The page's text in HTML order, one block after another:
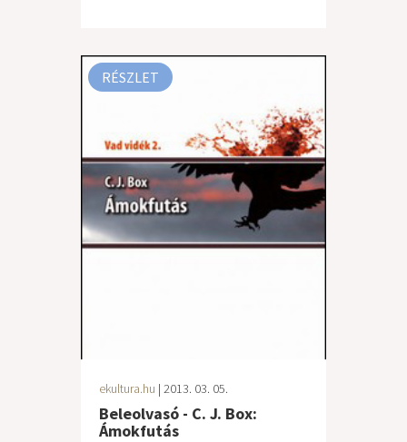
RÉSZLET
ekultura.hu | 2013. 03. 05.
Beleolvasó - C. J. Box:
Ámokfutás